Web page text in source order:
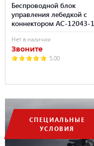
СПЕЦИАЛЬНЫЕ
УСЛОВИЯ
Беспроводной блок
управления лебедкой с
коннектором AC-12043-1
Нет в наличии
Звоните
5.00